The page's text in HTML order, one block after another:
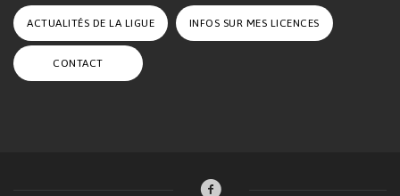
ACTUALITÉS DE LA LIGUE INFOS SUR MES LICENCES
CONTACT